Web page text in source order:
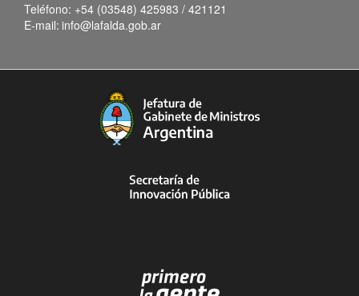
Teléfono: +54 (03548) 425983 / 421121
E-mail: info@lafalda.gob.ar